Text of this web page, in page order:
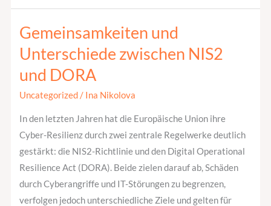
Gemeinsamkeiten und
Unterschiede zwischen NIS2
und DORA
Uncategorized/ Ina Nikolova
In den letzten Jahren hat die Europäische Union ihre
Cyber-Resilienz durch zwei zentrale Regelwerke deutlich
gestärkt: die NIS2-Richtlinie und den Digital Operational
Resilience Act (DORA). Beide zielen darauf ab, Schäden
durch Cyberangriffe und IT-Störungen zu begrenzen,
verfolgen jedoch unterschiedliche Ziele und gelten für
Gemeinsamkeiten
und
Unterschiede
zwischen
NIS2